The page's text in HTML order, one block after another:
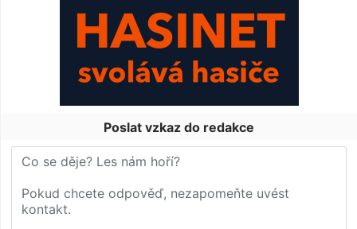
Poslat vzkaz do redakce